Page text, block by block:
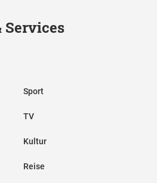
Services
Sport
TV
Kultur
Reise